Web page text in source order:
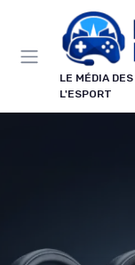
LE MÉDIA
L'ESPORT
Panneau de gestion